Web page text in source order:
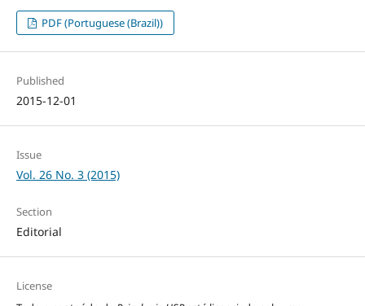
PDF (Portuguese (Brazil))
Published
2015-12-01
Issue
Vol. 26 No. 3 (2015)
Section
Editorial
License